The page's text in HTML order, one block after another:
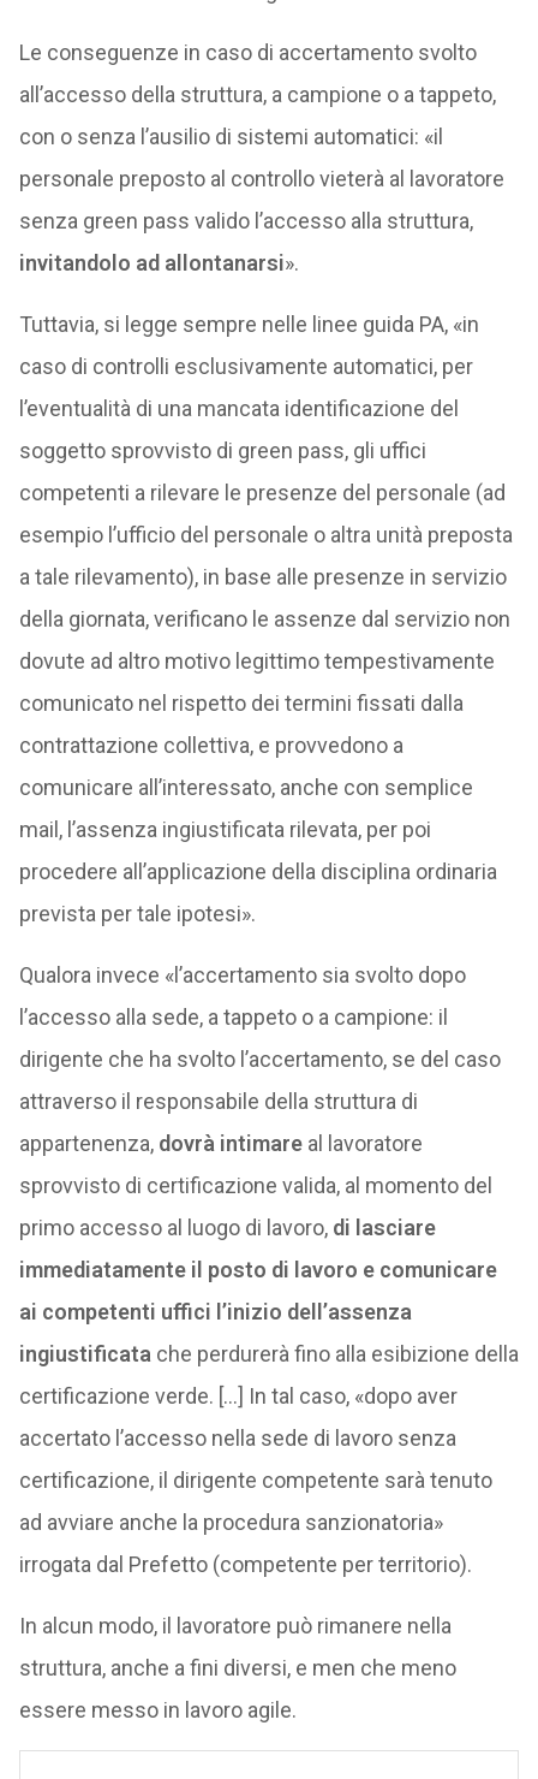
Le conseguenze in caso di accertamento svolto
all’accesso della struttura, a campione o a tappeto,
con o senza l’ausilio di sistemi automatici: «il
personale preposto al controllo vieterà al lavoratore
senza green pass valido l’accesso alla struttura,
invitandolo ad allontanarsi».
Tuttavia, si legge sempre nelle linee guida PA, «in
caso di controlli esclusivamente automatici, per
l’eventualità di una mancata identificazione del
soggetto sprovvisto di green pass, gli uffici
competenti a rilevare le presenze del personale (ad
esempio l’ufficio del personale o altra unità preposta
a tale rilevamento), in base alle presenze in servizio
della giornata, verificano le assenze dal servizio non
dovute ad altro motivo legittimo tempestivamente
comunicato nel rispetto dei termini fissati dalla
contrattazione collettiva, e provvedono a
comunicare all’interessato, anche con semplice
mail, l’assenza ingiustificata rilevata, per poi
procedere all’applicazione della disciplina ordinaria
prevista per tale ipotesi».
Qualora invece «l’accertamento sia svolto dopo
l’accesso alla sede, a tappeto o a campione: il
dirigente che ha svolto l’accertamento, se del caso
attraverso il responsabile della struttura di
appartenenza, dovrà intimareal lavoratore
sprovvisto di certificazione valida, al momento del
primo accesso al luogo di lavoro, di lasciare
immediatamente il posto di lavoro e comunicare
ai competenti uffici l’inizio dell’assenza
ingiustificata che perdurerà fino alla esibizione della
certificazione verde. […] In tal caso, «dopo aver
accertato l’accesso nella sede di lavoro senza
certificazione, il dirigente competente sarà tenuto
ad avviare anche la procedura sanzionatoria»
irrogata dal Prefetto (competente per territorio).
In alcun modo, il lavoratore può rimanere nella
struttura, anche a fini diversi, e men che meno
essere messo in lavoro agile.